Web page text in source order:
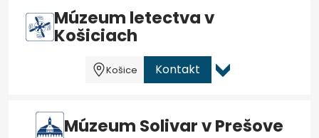
Múzeum letectva v
Košiciach
Košice Kontakt
Múzeum Solivar v Prešove